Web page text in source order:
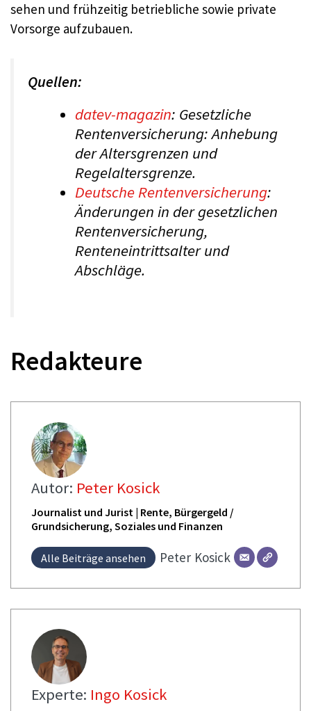
sehen und frühzeitig betriebliche sowie private
Vorsorge aufzubauen.
Quellen:
datev-magazin: Gesetzliche
Rentenversicherung: Anhebung
der Altersgrenzen und
Regelaltersgrenze.
Deutsche Rentenversicherung:
Änderungen in der gesetzlichen
Rentenversicherung,
Renteneintrittsalter und
Abschläge.
Redakteure
Autor: Peter Kosick
Journalist und Jurist | Rente, Bürgergeld /
Grundsicherung, Soziales und Finanzen
Alle Beiträge ansehen Peter Kosick
Experte: Ingo Kosick